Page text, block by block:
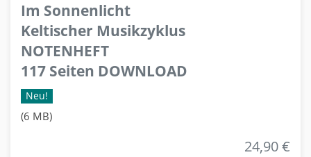
Im Sonnenlicht
Keltischer Musikzyklus
NOTENHEFT
117 Seiten DOWNLOAD
Neu!
(6 MB)
24,90 €